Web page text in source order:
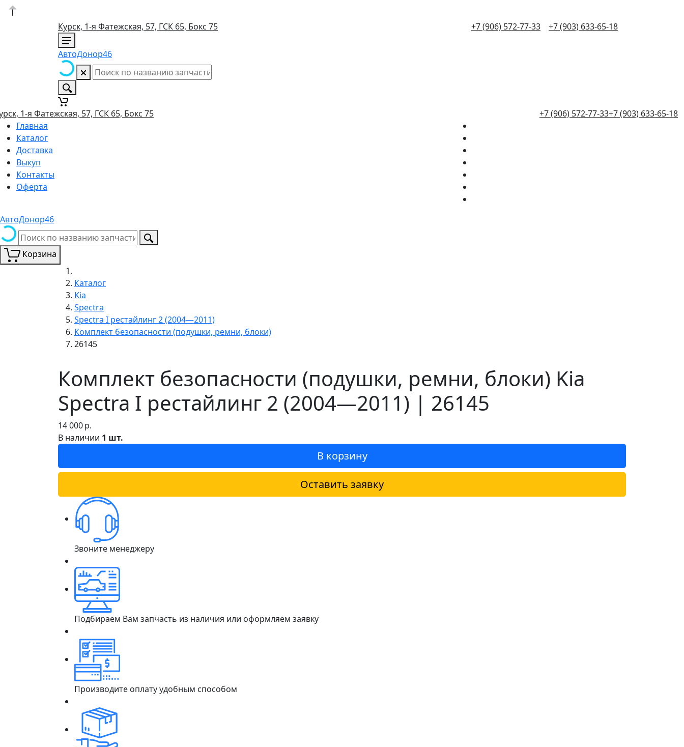
Курск, 1-я Фатежская, 57, ГСК 65, Бокс 75 +7 (906) 572-77-33 +7 (903) 633-65-18
АвтоДонор46
1-я Фатежская, 57, ГСК 65, Бокс 75 +7 (906) 572-77-33+7 (903) 633-65-18
Главная
Каталог
Доставка
Выкуп
Контакты
Оферта
АвтоДонор46
Корзина
Каталог
Kia
Spectra
Spectra I рестайлинг 2 (2004—2011)
Комплект безопасности (подушки, ремни, блоки)
26145
Комплект безопасности (подушки, ремни, блоки) Kia
Spectra I рестайлинг 2 (2004—2011) | 26145
14 000р.
В наличии 1 шт.
В корзину
Оставить заявку
Звоните менеджеру
Подбираем Вам запчасть из наличия или оформляем заявку
Производите оплату удобным способом